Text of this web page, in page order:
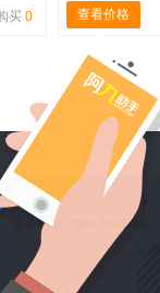
买 0
查看价格
服务电话:0592-
©